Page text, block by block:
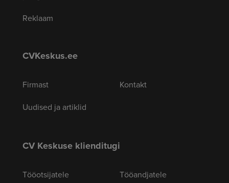
Reklaam
CVKeskus.ee
Firmast
Uudised ja artiklid
Kontakt
CV Keskuse klienditugi
Tööotsijatele Tööandjatele